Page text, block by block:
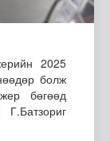
2025
болж
бөгөөд